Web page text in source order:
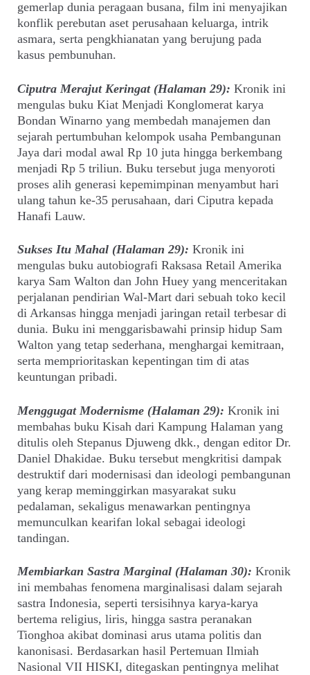
gemerlap dunia peragaan busana, film ini menyajikan
konflik perebutan aset perusahaan keluarga, intrik
asmara, serta pengkhianatan yang berujung pada
kasus pembunuhan.
Ciputra Merajut Keringat (Halaman 29): Kronik ini
mengulas buku Kiat Menjadi Konglomerat karya
Bondan Winarno yang membedah manajemen dan
sejarah pertumbuhan kelompok usaha Pembangunan
Jaya dari modal awal Rp 10 juta hingga berkembang
menjadi Rp 5 triliun. Buku tersebut juga menyoroti
proses alih generasi kepemimpinan menyambut hari
ulang tahun ke-35 perusahaan, dari Ciputra kepada
Hanafi Lauw.
Sukses Itu Mahal (Halaman 29): Kronik ini
mengulas buku autobiografi Raksasa Retail Amerika
karya Sam Walton dan John Huey yang menceritakan
perjalanan pendirian Wal-Mart dari sebuah toko kecil
di Arkansas hingga menjadi jaringan retail terbesar di
dunia. Buku ini menggarisbawahi prinsip hidup Sam
Walton yang tetap sederhana, menghargai kemitraan,
serta memprioritaskan kepentingan tim di atas
keuntungan pribadi.
Menggugat Modernisme (Halaman 29): Kronik ini
membahas buku Kisah dari Kampung Halaman yang
ditulis oleh Stepanus Djuweng dkk., dengan editor Dr.
Daniel Dhakidae. Buku tersebut mengkritisi dampak
destruktif dari modernisasi dan ideologi pembangunan
yang kerap meminggirkan masyarakat suku
pedalaman, sekaligus menawarkan pentingnya
memunculkan kearifan lokal sebagai ideologi
tandingan.
Membiarkan Sastra Marginal (Halaman 30): Kronik
ini membahas fenomena marginalisasi dalam sejarah
sastra Indonesia, seperti tersisihnya karya-karya
bertema religius, liris, hingga sastra peranakan
Tionghoa akibat dominasi arus utama politis dan
kanonisasi. Berdasarkan hasil Pertemuan Ilmiah
Nasional VII HISKI, ditegaskan pentingnya melihat